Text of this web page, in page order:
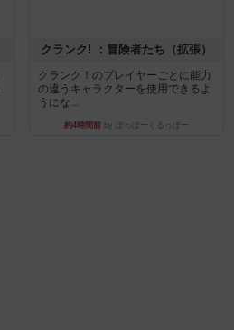
クランク! ：冒険者たち（拡張）
クランク！のプレイヤーごとに能力
の違うキャラクターを使用できるよ
うにな...
約4時間前 by ぽっぽーくるっぽー